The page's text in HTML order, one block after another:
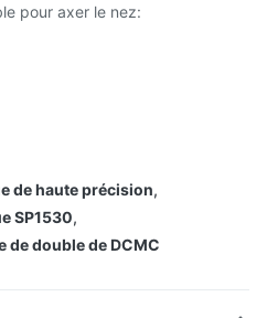
pour axer le nez:
de haute précision,
SP1530,
de double de DCMC